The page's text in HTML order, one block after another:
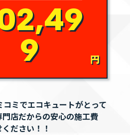
9
円
ミでエコキュートがとって
店だからの安心の施工費
ださい！！